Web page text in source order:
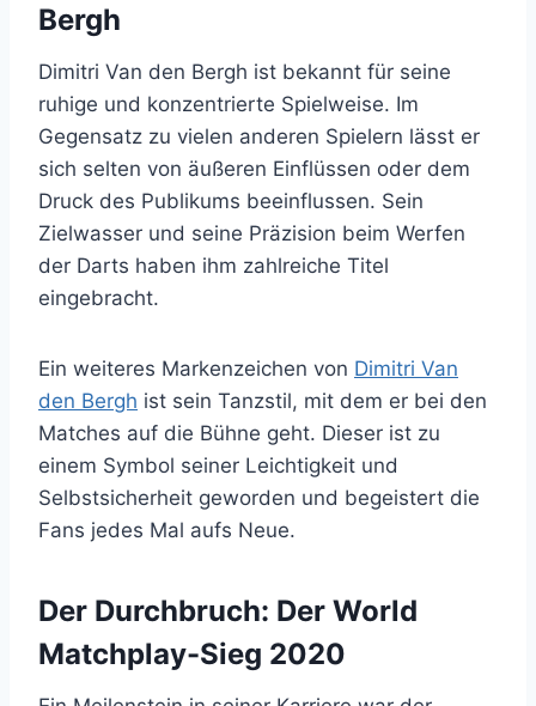
Bergh
Dimitri Van den Bergh ist bekannt für seine
ruhige und konzentrierte Spielweise. Im
Gegensatz zu vielen anderen Spielern lässt er
sich selten von äußeren Einflüssen oder dem
Druck des Publikums beeinflussen. Sein
Zielwasser und seine Präzision beim Werfen
der Darts haben ihm zahlreiche Titel
eingebracht.
Ein weiteres Markenzeichen von Dimitri Van
den Bergh ist sein Tanzstil, mit dem er bei den
Matches auf die Bühne geht. Dieser ist zu
einem Symbol seiner Leichtigkeit und
Selbstsicherheit geworden und begeistert die
Fans jedes Mal aufs Neue.
Der Durchbruch: Der World
Matchplay-Sieg 2020